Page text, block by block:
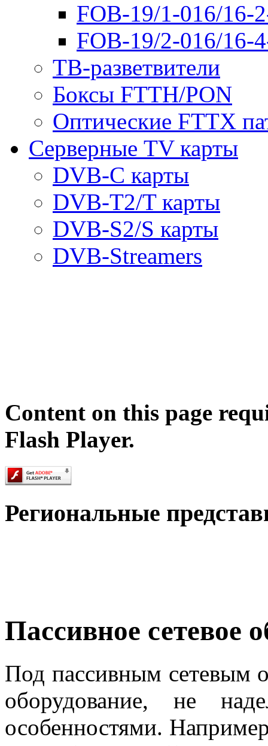
FOB-19/1-016/16-
FOB-19/2-016/16-
ТВ-разветвители
Боксы FTTH/PON
Оптические FTTX
Серверные TV карты
DVB-C карты
DVB-T2/T карты
DVB-S2/S карты
DVB-Streamers
Content on this page
Flash Player.
Региональные
Пассивное сетевое
Под пассивным сетевым
оборудование, не
особенностями.